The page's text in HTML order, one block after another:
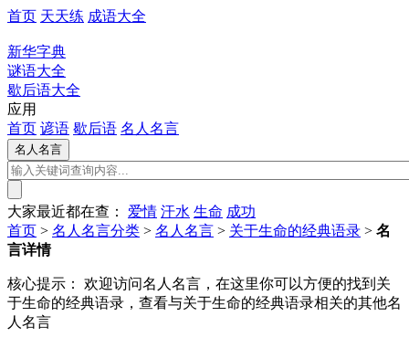
首页 天天练 成语大全
新华字典
谜语大全
歇后语大全
应用
首页 谚语 歇后语 名人名言
大家最近都在查： 爱情 汗水 生命 成功
首页 > 名人名言分类 > 名人名言 > 关于生命的经典语录 > 名
言详情
核心提示：
欢迎访问名人名言，在这里你可以方便的找到关
于生命的经典语录，查看与关于生命的经典语录相关的其他名
人名言